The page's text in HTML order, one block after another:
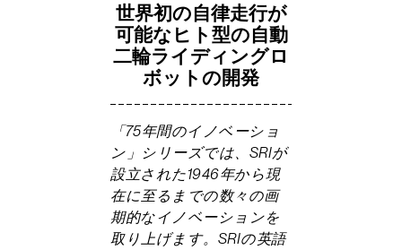
世界初の自律走行が
可能なヒト型の自動
二輪ライディングロ
ボットの開発
「75年間のイノベーショ
ン」シリーズでは、SRIが
設立された1946年から現
在に至るまでの数々の画
期的なイノベーションを
取り上げます。SRIの英語